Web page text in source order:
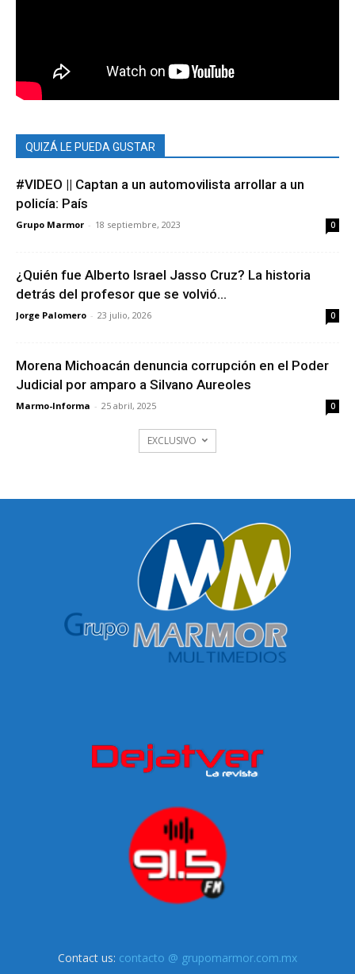
QUIZÁ LE PUEDA GUSTAR
#VIDEO || Captan a un automovilista arrollar a un
policía: País
Grupo Marmor - 18 septiembre, 2023 0
¿Quién fue Alberto Israel Jasso Cruz? La historia
detrás del profesor que se volvió...
Jorge Palomero - 23 julio, 2026 0
Morena Michoacán denuncia corrupción en el Poder
Judicial por amparo a Silvano Aureoles
Marmo-Informa - 25 abril, 2025 0
EXCLUSIVO
Contact us: contacto @ grupomarmor.com.mx